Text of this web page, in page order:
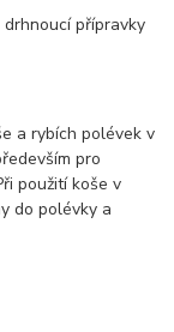
přípravky
a rybích polévek v
pro
použití koše v
do polévky a